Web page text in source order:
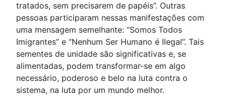
tratados, sem precisarem de papéis”. Outras
pessoas participaram nessas manifestações com
uma mensagem semelhante: “Somos Todos
Imigrantes” e “Nenhum Ser Humano é Ilegal”. Tais
sementes de unidade são significativas e, se
alimentadas, podem transformar-se em algo
necessário, poderoso e belo na luta contra o
sistema, na luta por um mundo melhor.